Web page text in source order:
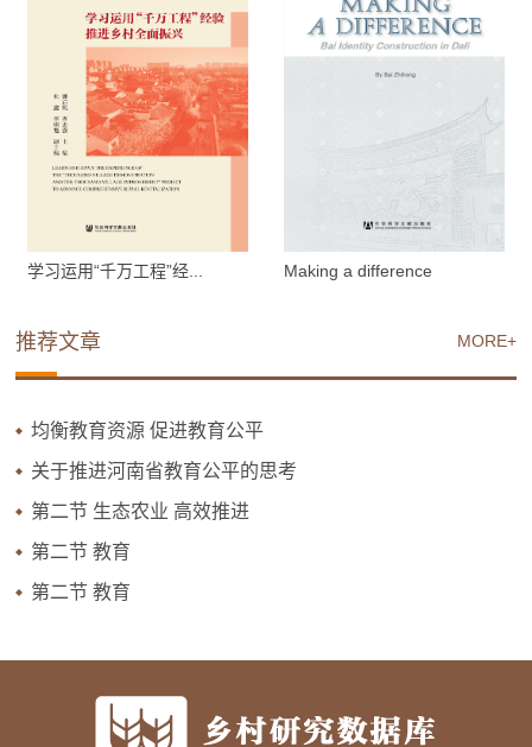
学习运用“千万工程”经... Making a difference
MORE+
推荐文章
均衡教育资源 促进教育公平
关于推进河南省教育公平的思考
第二节 生态农业 高效推进
第二节 教育
第二节 教育